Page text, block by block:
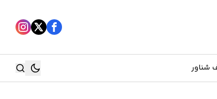
شناور